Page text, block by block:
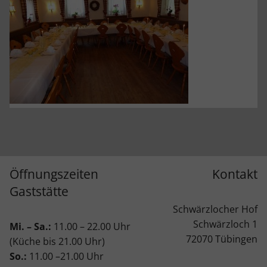
Öffnungszeiten
Gaststätte
Mi. – Sa.: 11.00 – 22.00 Uhr
(Küche bis 21.00 Uhr)
So.: 11.00 –21.00 Uhr
Kontakt
Schwärzlocher Hof
Schwärzloch 1
72070 Tübingen